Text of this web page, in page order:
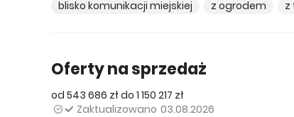
blisko komunikacji miejskiej z ogrodem z
Oferty na sprzedaż
od 543 686 zł do 1 150 217 zł
Zaktualizowano 03.08.2026